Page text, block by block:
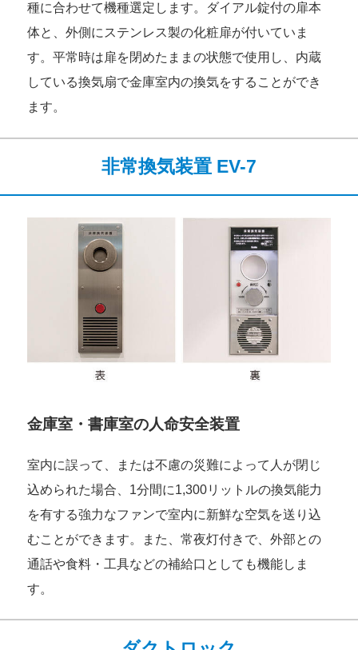
種に合わせて機種選定します。ダイアル錠付の扉本
体と、外側にステンレス製の化粧扉が付いていま
す。平常時は扉を閉めたままの状態で使用し、内蔵
している換気扇で金庫室内の換気をすることができ
ます。
非常換気装置 EV-7
金庫室・書庫室の人命安全装置
室内に誤って、または不慮の災難によって人が閉じ
込められた場合、1分間に1,300リットルの換気能力
を有する強力なファンで室内に新鮮な空気を送り込
むことができます。また、常夜灯付きで、外部との
通話や食料・工具などの補給口としても機能しま
す。